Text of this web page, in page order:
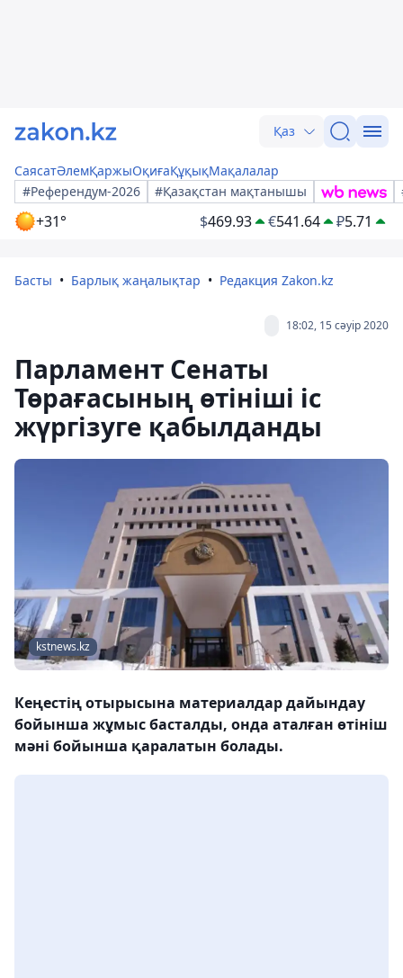
Қаз
СаясатӘлемҚаржыОқиғаҚұқықМақалалар
#Референдум-2026
#Қазақстан мақтанышы
+31° $469.93 €541.64 ₽5.71
Басты Барлық жаңалықтар Редакция Zakon.kz
18:02, 15 сәуір 2020
Парламент Сенаты
Төрағасының өтініші іс
жүргізуге қабылданды
kstnews.kz
Кеңестің отырысына материалдар дайындау
бойынша жұмыс басталды, онда аталған өтініш
мәні бойынша қаралатын болады.